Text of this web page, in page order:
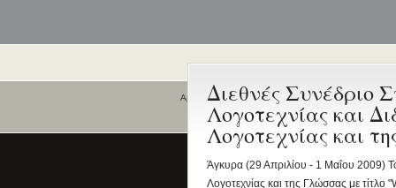
Διεθνές Συνέδριο
Λογοτεχνίας και
Λογοτεχνίας και
Άγκυρα (29 Απριλίου - 1 Μαΐου 2009) Το
Λογοτεχνίας και της Γλώσσας με
Αρχική
Ποιοι είναι εδώ
Είναι εδώ αυτή τη στιγμή
0 χρήστες
0 επισκέπτες.